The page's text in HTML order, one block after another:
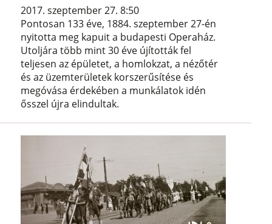
2017. szeptember 27. 8:50
Pontosan 133 éve, 1884. szeptember 27-én
nyitotta meg kapuit a budapesti Operaház.
Utoljára több mint 30 éve újították fel
teljesen az épületet, a homlokzat, a nézőtér
és az üzemterületek korszerűsítése és
megóvása érdekében a munkálatok idén
ősszel újra elindultak.